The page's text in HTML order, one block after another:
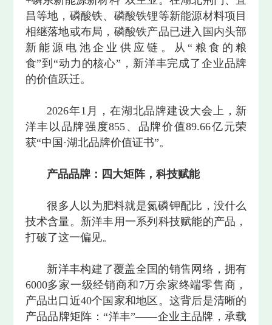
昌等地，磷酸铁、磷酸铁锂等新能源材料项目
相继落地或布局，磷酸铁产品已进入国内头部
新能源电池企业供应链。从“粮食的粮
食”到“动力的核心”，新洋丰完成了企业品牌
的价值跃迁。
2026年1月，在湖北品牌建设大会上，新
洋丰以品牌强度855、品牌价值89.66亿元荣
获“中国·湖北品牌价值证书”。
产品品牌：四大矩阵，科技赋能
很多人以为肥料就是氮磷钾配比，没什么
技术含量。新洋丰用一系列科技赋能的产品，
打破了这一偏见。
新洋丰构建了覆盖全国的销售网络，拥有
6000多家一级经销商和7万余家终端零售商，
产品出口近40个国家和地区。这背后是清晰的
产品品牌矩阵：“洋丰”——企业主品牌，承载